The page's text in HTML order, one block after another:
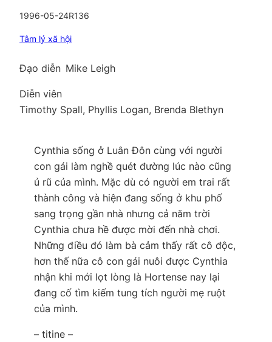
1996-05-24R136
Tâm lý xã hội
Đạo diễn Mike Leigh
Diễn viên
Timothy Spall, Phyllis Logan, Brenda Blethyn
Cynthia sống ở Luân Đôn cùng với người
con gái làm nghề quét đường lúc nào cũng
ủ rũ của mình. Mặc dù có người em trai rất
thành công và hiện đang sống ở khu phố
sang trọng gần nhà nhưng cả năm trời
Cynthia chưa hề được mời đến nhà chơi.
Những điều đó làm bà cảm thấy rất cô độc,
hơn thế nữa cô con gái nuôi được Cynthia
nhận khi mới lọt lòng là Hortense nay lại
đang cố tìm kiếm tung tích người mẹ ruột
của mình.
– titine –